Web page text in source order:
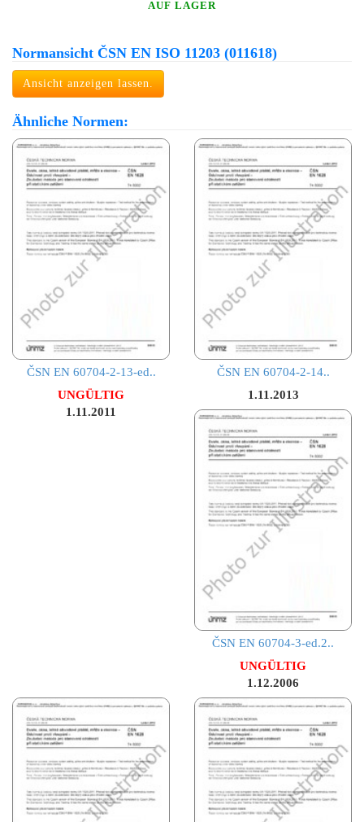
AUF LAGER
Normansicht ČSN EN ISO 11203 (011618)
Ansicht anzeigen lassen.
Ähnliche Normen:
ČSN EN 60704-2-13-ed..
UNGÜLTIG
1.11.2011
ČSN EN 60704-2-14..
1.11.2013
ČSN EN 60704-3-ed.2..
UNGÜLTIG
1.12.2006